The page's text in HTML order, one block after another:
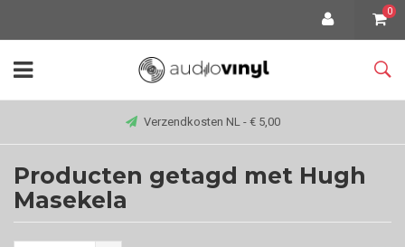
0
Verzendkosten NL - € 5,00
Producten getagd met Hugh
Masekela